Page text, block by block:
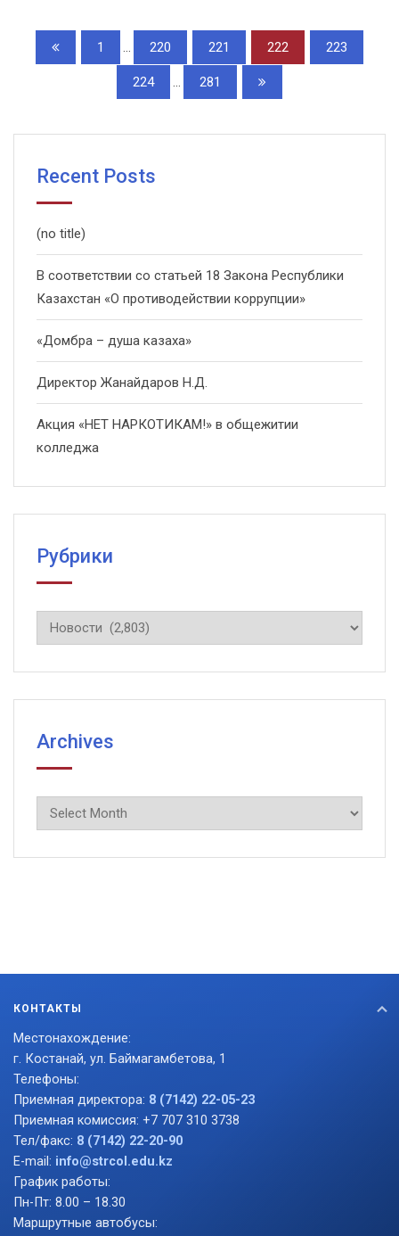
1 ... 220 221 222 223
224 ... 281
Recent Posts
(no title)
В соответствии со статьей 18 Закона Республики
Казахстан «О противодействии коррупции»
«Домбра – душа казаха»
Директор Жанайдаров Н.Д.
Акция «НЕТ НАРКОТИКАМ!» в общежитии
колледжа
Рубрики
Рубрики
Archives
Archives
КОНТАКТЫ
Местонахождение:
г. Костанай, ул. Баймагамбетова, 1
Телефоны:
Приемная директора: 8 (7142) 22-05-23
Приемная комиссия: +7 707 310 3738
Тел/факс: 8 (7142) 22-20-90
E-mail: info@strcol.edu.kz
График работы:
Пн-Пт: 8.00 – 18.30
Маршрутные автобусы: